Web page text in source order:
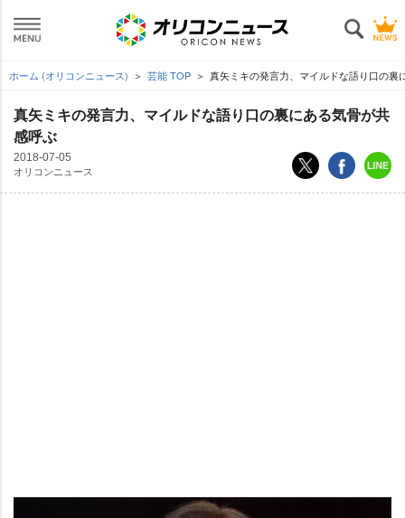
ホーム (オリコンニュース) 芸能 TOP 真矢ミキの発言力、マイルドな語り口の裏
真矢ミキの発言力、マイルドな語り口の裏にある気骨が共
感呼ぶ
2018-07-05
オリコンニュース